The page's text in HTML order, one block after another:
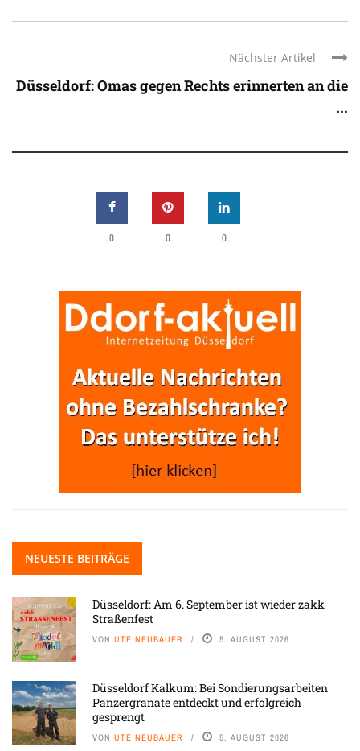
Nächster Artikel
Düsseldorf: Omas gegen Rechts erinnerten an die
...
0 0 0
NEUESTE BEITRÄGE
Düsseldorf: Am 6. September ist wieder zakk
Straßenfest
VON UTE NEUBAUER 5. AUGUST 2026
Düsseldorf Kalkum: Bei Sondierungsarbeiten
Panzergranate entdeckt und erfolgreich
gesprengt
VON UTE NEUBAUER 5. AUGUST 2026